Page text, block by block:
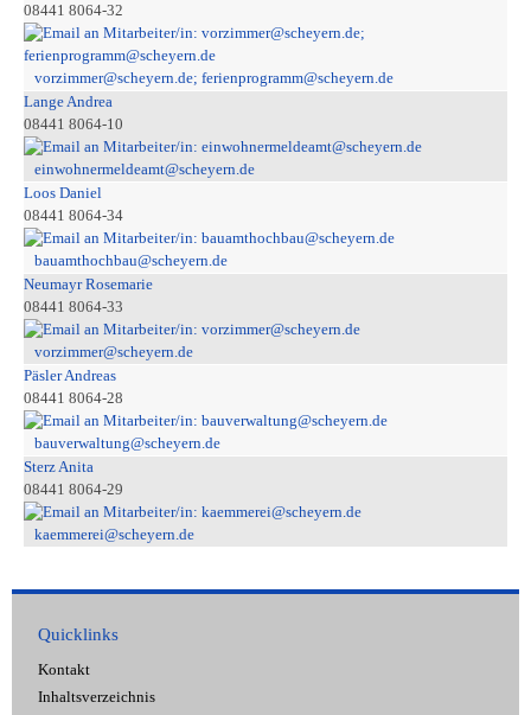
08441 8064-32
vorzimmer@scheyern.de; ferienprogramm@scheyern.de
Lange Andrea
08441 8064-10
einwohnermeldeamt@scheyern.de
Loos Daniel
08441 8064-34
bauamthochbau@scheyern.de
Neumayr Rosemarie
08441 8064-33
vorzimmer@scheyern.de
Päsler Andreas
08441 8064-28
bauverwaltung@scheyern.de
Sterz Anita
08441 8064-29
kaemmerei@scheyern.de
Quicklinks
Kontakt
Inhaltsverzeichnis